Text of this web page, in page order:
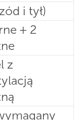
i tył)
+ 2
z